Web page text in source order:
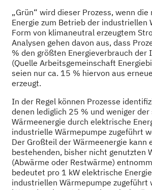
„Grün“ wird dieser Prozess, wenn die
Energie zum Betrieb der industriellen
Form von klimaneutral erzeugtem
Analysen gehen davon aus, dass
% den größten Energieverbrauch
(Quelle Arbeitsgemeinschaft
seien nur ca. 15 % hiervon aus
erzeugt.
In der Regel können Prozesse
denen lediglich 25 % und weniger
Wärmeenergie durch elektrische
industrielle Wärmepumpe zugeführt
Der Großteil der Wärmeenergie kann
bestehenden, bisher nicht genutzten
(Abwärme oder Restwärme)
bedeutet pro 1 kW elektrische
industriellen Wärmepumpe zugeführt